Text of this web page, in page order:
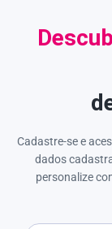
Cadastre-se e
dados
personalize